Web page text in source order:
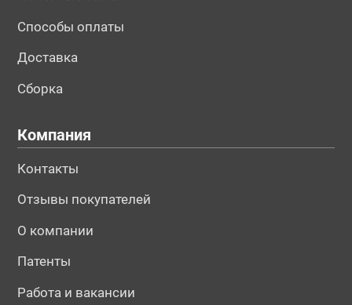
Способы оплаты
Доставка
Сборка
Компания
Контакты
Отзывы покупателей
О компании
Патенты
Работа и вакансии